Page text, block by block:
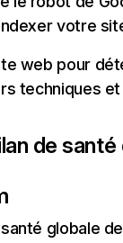
votre
web pour
techniques et
de santé
globale